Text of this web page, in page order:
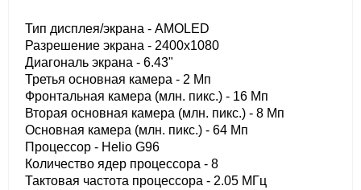
Тип дисплея/экрана - AMOLED
Разрешение экрана - 2400x1080
Диагональ экрана - 6.43"
Третья основная камера - 2 Мп
Фронтальная камера (млн. пикс.) - 16 Мп
Вторая основная камера (млн. пикс.) - 8 Мп
Основная камера (млн. пикс.) - 64 Мп
Процессор - Helio G96
Количество ядер процессора - 8
Тактовая частота процессора - 2.05 МГц